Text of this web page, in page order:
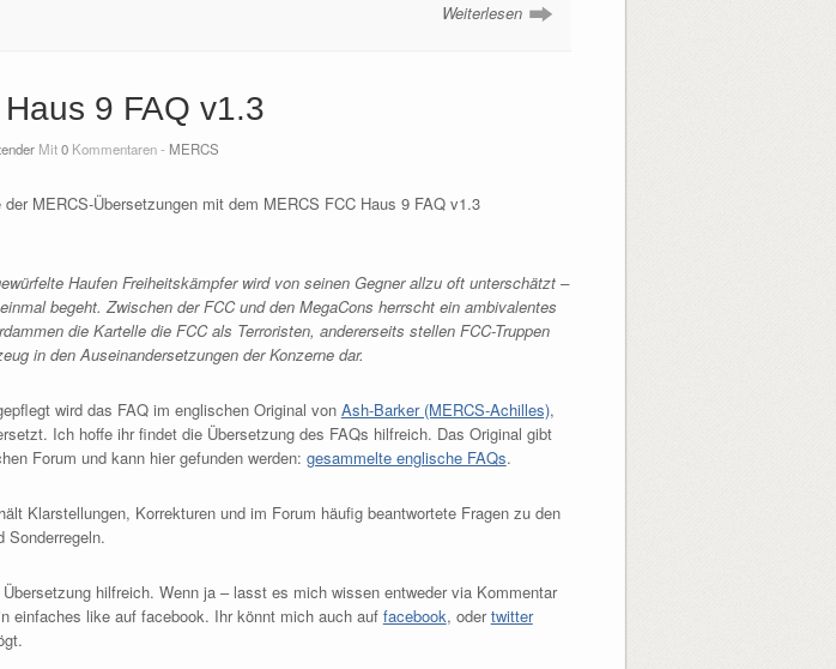
Weiterlesen
9 FAQ v1.3
Mit0Kommentaren - MERCS
MERCS-Übersetzungen mit dem MERCS FCC Haus 9 FAQ v1.3
Haufen Freiheitskämpfer wird von seinen Gegner allzu oft unterschätzt –
begeht. Zwischen der FCC und den MegaCons herrscht ein ambivalentes
die Kartelle die FCC als Terroristen, andererseits stellen FCC-Truppen
in den Auseinandersetzungen der Konzerne dar.
wird das FAQ im englischen Original von Ash-Barker (MERCS-Achilles),
Ich hoffe ihr findet die Übersetzung des FAQs hilfreich. Das Original gibt
Forum und kann hier gefunden werden: gesammelte englische FAQs.
Klarstellungen, Korrekturen und im Forum häufig beantwortete Fragen zu den
Sonderregeln.
hilfreich. Wenn ja – lasst es mich wissen entweder via Kommentar
einfaches like auf facebook. Ihr könnt mich auch auf facebook, odertwitter